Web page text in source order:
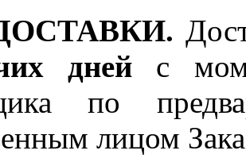
дней с
по
лицом